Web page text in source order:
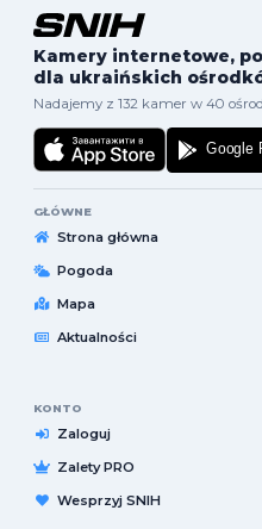
Kamery internetowe,
dla ukraińskich
Nadajemy z 132 kamer w 40
GŁÓWNE
Strona główna
Pogoda
Mapa
Aktualności
KONTO
Zaloguj
Zalety PRO
Wesprzyj SNIH